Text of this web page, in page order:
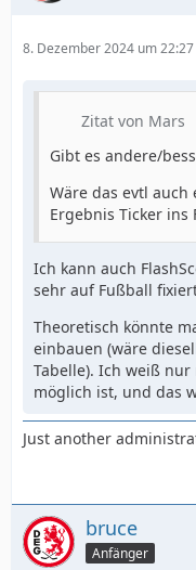
8. Dezember 2024 um 22:27
Zitat von Mars
Gibt es andere/
Wäre das evtl
Ergebnis Ticker ins
Ich kann auch
sehr auf Fußball
Theoretisch könnte
einbauen (wäre
Tabelle). Ich weiß
möglich ist, und das
Just another
bruce
Anfänger